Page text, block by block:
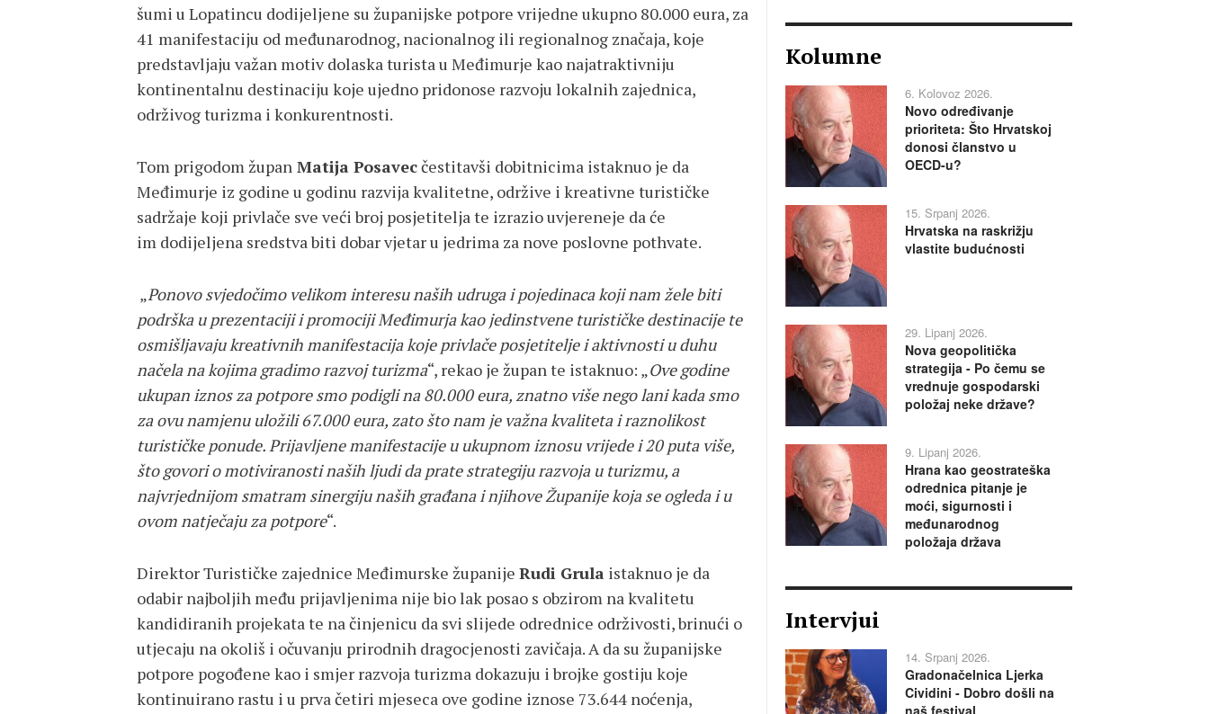
šumi u Lopatincu dodijeljene su županijske potpore vrijedne ukupno 80.000 eura, za
41 manifestaciju od međunarodnog, nacionalnog ili regionalnog značaja, koje
predstavljaju važan motiv dolaska turista u Međimurje kao najatraktivniju
kontinentalnu destinaciju koje ujedno pridonose razvoju lokalnih zajednica,
održivog turizma i konkurentnosti.
Tom prigodom župan Matija Posavecčestitavši dobitnicima istaknuo je da
Međimurje iz godine u godinu razvija kvalitetne, održive i kreativne turističke
sadržaje koji privlače sve veći broj posjetitelja te izrazio uvjereneje da će
im dodijeljena sredstva biti dobar vjetar u jedrima za nove poslovne pothvate.
„Ponovo svjedočimo velikom interesu naših udruga i pojedinaca koji nam žele biti
podrška u prezentaciji i promociji Međimurja kao jedinstvene turističke destinacije te
osmišljavaju kreativnih manifestacija koje privlače posjetitelje i aktivnosti u duhu
načela na kojima gradimo razvoj turizma“, rekao je župan te istaknuo: „Ove godine
ukupan iznos za potpore smo podigli na 80.000 eura, znatno više nego lani kada smo
za ovu namjenu uložili 67.000 eura, zato što nam je važna kvaliteta i raznolikost
turističke ponude. Prijavljene manifestacije u ukupnom iznosu vrijede i 20 puta više,
što govori o motiviranosti naših ljudi da prate strategiju razvoja u turizmu, a
najvrjednijom smatram sinergiju naših građana i njihove Županije koja se ogleda i u
ovom natječaju za potpore“.
Direktor Turističke zajednice Međimurske županije Rudi Grula istaknuo je da
odabir najboljih među prijavljenima nije bio lak posao s obzirom na kvalitetu
kandidiranih projekata te na činjenicu da svi slijede odrednice održivosti, brinući o
utjecaju na okoliš i očuvanju prirodnih dragocjenosti zavičaja. A da su županijske
potpore pogođene kao i smjer razvoja turizma dokazuju i brojke gostiju koje
kontinuirano rastu i u prva četiri mjeseca ove godine iznose 73.644 noćenja,
Kolumne
6. Kolovoz 2026.
Novo određivanje
prioriteta: Što Hrvatskoj
donosi članstvo u
OECD-u?
15. Srpanj 2026.
Hrvatska na raskrižju
vlastite budućnosti
29. Lipanj 2026.
Nova geopolitička
strategija - Po čemu se
vrednuje gospodarski
položaj neke države?
9. Lipanj 2026.
Hrana kao geostrateška
odrednica pitanje je
moći, sigurnosti i
međunarodnog
položaja država
Intervjui
14. Srpanj 2026.
Gradonačelnica Ljerka
Cividini - Dobro došli na
naš festival